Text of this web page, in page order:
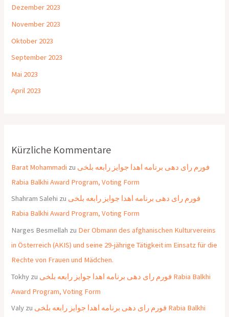
Dezember 2023
November 2023
Oktober 2023
September 2023
Mai 2023
April 2023
Kürzliche Kommentare
Barat Mohammadi zu فورم رای دهی برنامه اهدا جوایز رابعه بلخی
Rabia Balkhi Award Program, Voting Form
Shahram Salehi zu فورم رای دهی برنامه اهدا جوایز رابعه بلخی
Rabia Balkhi Award Program, Voting Form
Narges Besmellah zu Der Obmann des afghanischen Kulturvereins
in Österreich (AKIS) und seine 29-jährige Tätigkeit im Einsatz für die
Rechte von Frauen und Mädchen.
Tokhy zu فورم رای دهی برنامه اهدا جوایز رابعه بلخی Rabia Balkhi
Award Program, Voting Form
Valy zu فورم رای دهی برنامه اهدا جوایز رابعه بلخی Rabia Balkhi